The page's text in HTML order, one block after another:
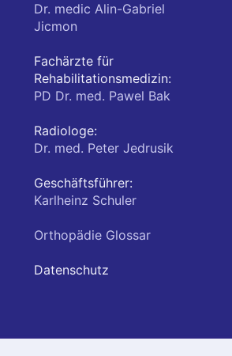
Dr. medic Alin-Gabriel
Jicmon
Fachärzte für
Rehabilitationsmedizin:
PD Dr. med. Pawel Bak
Radiologe:
Dr. med. Peter Jedrusik
Geschäftsführer:
Karlheinz Schuler
Orthopädie Glossar
Datenschutz